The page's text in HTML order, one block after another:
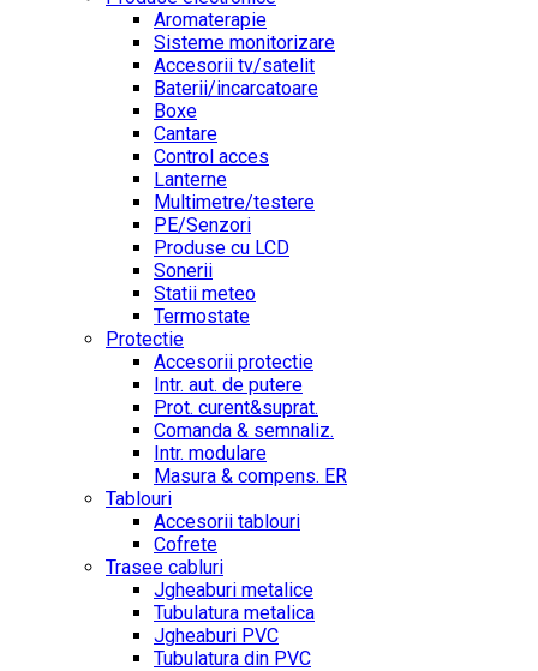
Aromaterapie
Sisteme monitorizare
Accesorii tv/satelit
Baterii/incarcatoare
Boxe
Cantare
Control acces
Lanterne
Multimetre/testere
PE/Senzori
Produse cu LCD
Sonerii
Statii meteo
Termostate
Protectie
Accesorii protectie
Intr. aut. de putere
Prot. curent&suprat.
Comanda & semnaliz.
Intr. modulare
Masura & compens. ER
Tablouri
Accesorii tablouri
Cofrete
Trasee cabluri
Jgheaburi metalice
Tubulatura metalica
Jgheaburi PVC
Tubulatura din PVC